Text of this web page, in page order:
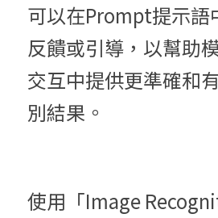
可以在Prompt提示語
反饋或引導，以幫助
交互中提供更準確和
別結果。
使用「Image